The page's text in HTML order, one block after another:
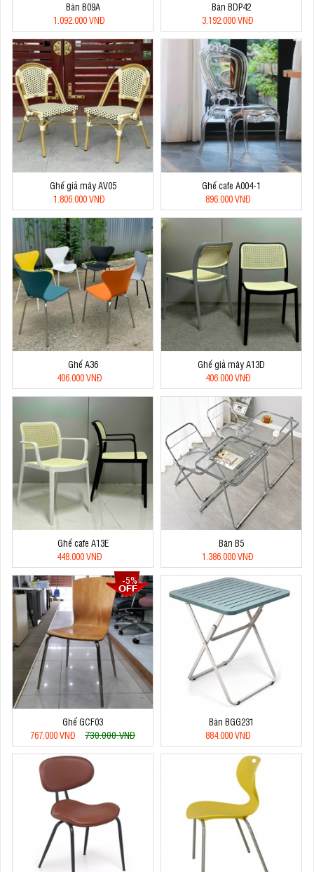
Bàn B09A
1.092.000 VNĐ
Bàn BDP42
3.192.000 VNĐ
Ghế giả mây AV05
1.806.000 VNĐ
Ghế cafe A004-1
896.000 VNĐ
Ghế A36
406.000 VNĐ
Ghế giả mây A13D
406.000 VNĐ
Ghế cafe A13E
448.000 VNĐ
Bàn B5
1.386.000 VNĐ
-5%
Ghế GCF03
767.000 VNĐ
730.000 VNĐ
Bàn BGG231
884.000 VNĐ